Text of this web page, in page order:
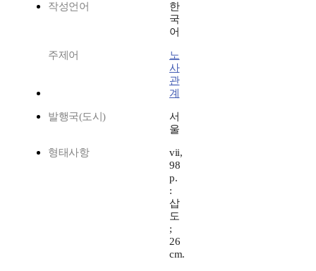
작성언어
한
국
어
주제어
노
사
관
계
발행국(도시)
서
울
형태사항
vii,
98
p.
:
삽
도
;
26
cm.